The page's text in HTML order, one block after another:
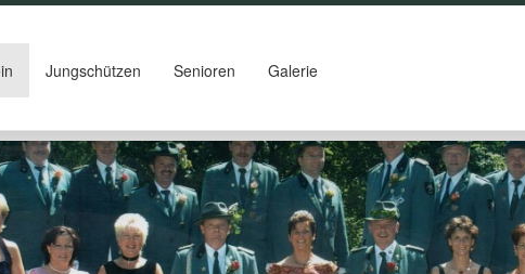
Jungschützen Senioren Galerie